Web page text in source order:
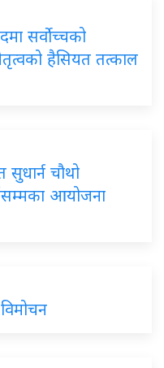
सर्वोच्चको
हैसियत तत्काल
सुधार्न चौथो
आयोजना